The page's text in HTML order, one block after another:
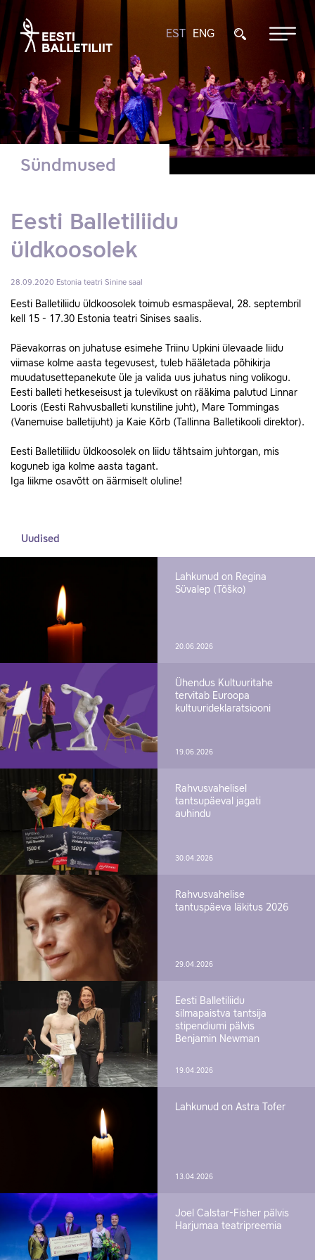
EST ENG
Sündmused
Eesti Balletiliidu
üldkoosolek
28.09.2020 Estonia teatri Sinine saal
Eesti Balletiliidu üldkoosolek toimub esmaspäeval, 28. septembril
kell 15 - 17.30 Estonia teatri Sinises saalis.
Päevakorras on juhatuse esimehe Triinu Upkini ülevaade liidu
viimase kolme aasta tegevusest, tuleb hääletada põhikirja
muudatusettepanekute üle ja valida uus juhatus ning volikogu.
Eesti balleti hetkeseisust ja tulevikust on rääkima palutud Linnar
Looris (Eesti Rahvusballeti kunstiline juht), Mare Tommingas
(Vanemuise balletijuht) ja Kaie Kõrb (Tallinna Balletikooli direktor).
Eesti Balletiliidu üldkoosolek on liidu tähtsaim juhtorgan, mis
koguneb iga kolme aasta tagant.
Iga liikme osavõtt on äärmiselt oluline!
Uudised
Lahkunud on Regina
Süvalep (Tõško)
20.06.2026
Ühendus Kultuuritahe
tervitab Euroopa
kultuurideklaratsiooni
19.06.2026
Rahvusvahelisel
tantsupäeval jagati
auhindu
30.04.2026
Rahvusvahelise
tantuspäeva läkitus 2026
29.04.2026
Eesti Balletiliidu
silmapaistva tantsija
stipendiumi pälvis
Benjamin Newman
19.04.2026
Lahkunud on Astra Tofer
13.04.2026
Joel Calstar-Fisher pälvis
Harjumaa teatripreemia